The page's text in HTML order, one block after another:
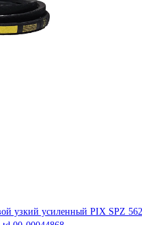
узкий усиленный PIX SPZ